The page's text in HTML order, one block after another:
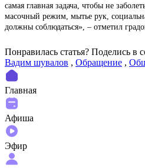
самая главная задача, чтобы не
масочный режим, мытье рук,
должны соблюдаться», – отметил
Понравилась статья? Поделиcь в
Вадим шувалов , Обращение ,
Главная
Афиша
Эфир